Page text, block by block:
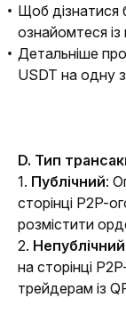
Щоб дізнатися
ознайомтеся із
Детальніше
USDT на одну
D. Тип
1. Публічний:
сторінці P2P-
розмістити
2. Непублічний
на сторінці
трейдерам із